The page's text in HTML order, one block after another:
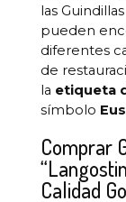
las
pueden
diferentes
de
la etiqueta
símbolo
Comprar
Calidad